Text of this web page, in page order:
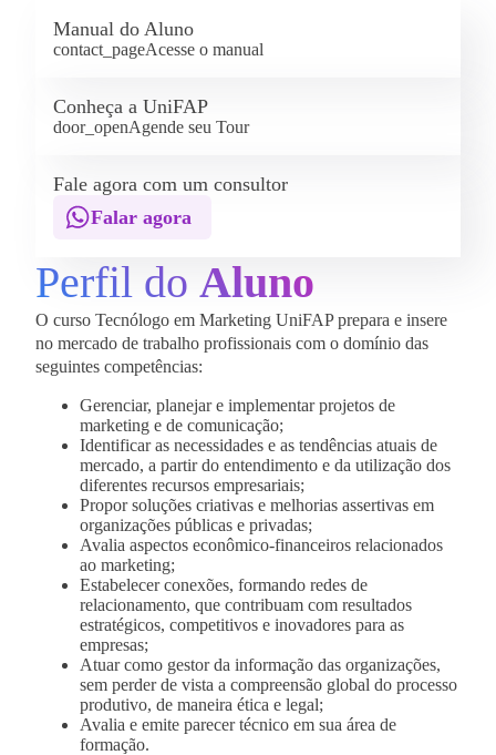
Manual do Aluno
contact_pageAcesse o manual
Conheça a UniFAP
door_openAgende seu Tour
Fale agora com um consultor
Falar agora
Perfil do Aluno
O curso Tecnólogo em Marketing UniFAP prepara e insere
no mercado de trabalho profissionais com o domínio das
seguintes competências:
Gerenciar, planejar e implementar projetos de
marketing e de comunicação;
Identificar as necessidades e as tendências atuais de
mercado, a partir do entendimento e da utilização dos
diferentes recursos empresariais;
Propor soluções criativas e melhorias assertivas em
organizações públicas e privadas;
Avalia aspectos econômico-financeiros relacionados
ao marketing;
Estabelecer conexões, formando redes de
relacionamento, que contribuam com resultados
estratégicos, competitivos e inovadores para as
empresas;
Atuar como gestor da informação das organizações,
sem perder de vista a compreensão global do processo
produtivo, de maneira ética e legal;
Avalia e emite parecer técnico em sua área de
formação.